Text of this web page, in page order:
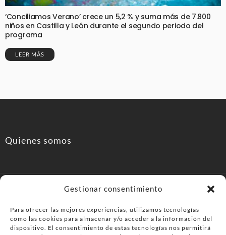
Gestionar consentimiento
Para ofrecer las mejores experiencias, utilizamos tecnologías
como las cookies para almacenar y/o acceder a la información del
dispositivo. El consentimiento de estas tecnologías nos permitirá
‘Conciliamos Verano’ crece un 5,2 % y suma más de 7.800
niños en Castilla y León durante el segundo periodo del
programa
LEER MÁS
Quienes somos
PonferradaHoy.com